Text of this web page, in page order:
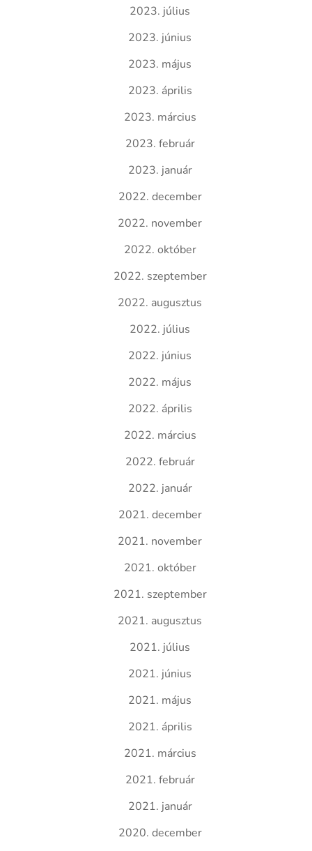
2023. július
2023. június
2023. május
2023. április
2023. március
2023. február
2023. január
2022. december
2022. november
2022. október
2022. szeptember
2022. augusztus
2022. július
2022. június
2022. május
2022. április
2022. március
2022. február
2022. január
2021. december
2021. november
2021. október
2021. szeptember
2021. augusztus
2021. július
2021. június
2021. május
2021. április
2021. március
2021. február
2021. január
2020. december